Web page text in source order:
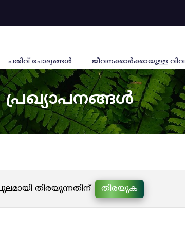
പതിവ് ചോദ്യങ്ങൾ ജീവനക്കാര്‍ക്കായുള്ള
പ്രഖ്യാപനങ്ങൾ
തിരയുന്നതിന് തിരയുക